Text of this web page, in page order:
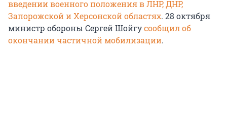
введении военного положения в ЛНР, ДНР,
Запорожской и Херсонской областях. 28 октября
министр обороны Сергей Шойгусообщил об
окончании частичной мобилизации.